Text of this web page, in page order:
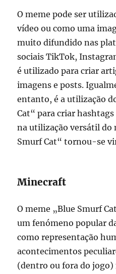
O meme pode ser
vídeo ou como uma
muito difundido nas
sociais TikTok,
é utilizado para criar
imagens e posts.
entanto, é a utilização
Cat“ para criar hashtags
na utilização versátil do
Smurf Cat“ tornou-se
Minecraft
O meme „Blue Smurf
um fenómeno popular
como representação
acontecimentos
(dentro ou fora do jogo)